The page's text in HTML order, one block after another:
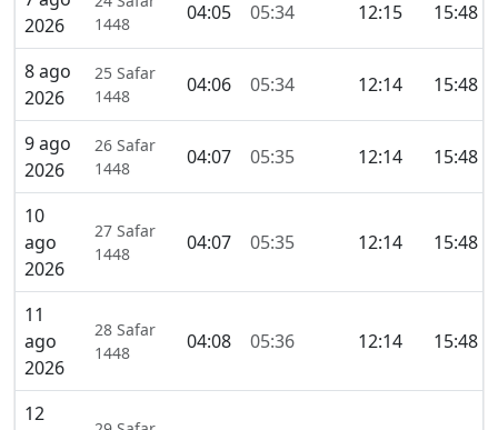
2026
1448
04:05 05:34 12:15 15:48
8 ago
2026
25 Safar
1448
04:06 05:34 12:14 15:48
9 ago
2026
26 Safar
1448
04:07 05:35 12:14 15:48
10
ago
2026
27 Safar
1448
04:07 05:35 12:14 15:48
11
ago
2026
28 Safar
1448
04:08 05:36 12:14 15:48
12